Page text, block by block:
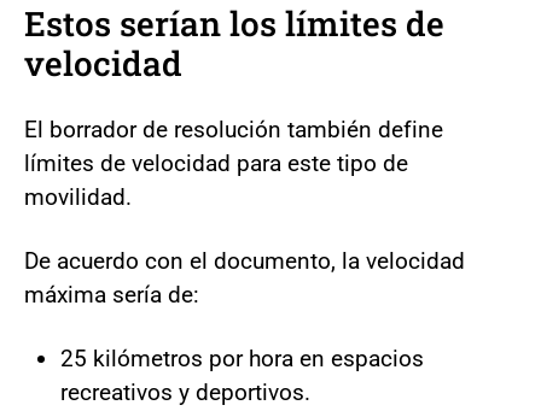
Estos serían los límites de
velocidad
El borrador de resolución también define
límites de velocidad para este tipo de
movilidad.
De acuerdo con el documento, la velocidad
máxima sería de:
25 kilómetros por hora en espacios
recreativos y deportivos.